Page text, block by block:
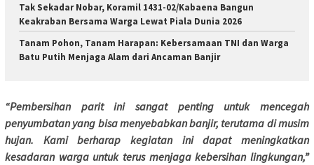
Tak Sekadar Nobar, Koramil 1431-02/Kabaena Bangun
Keakraban Bersama Warga Lewat Piala Dunia 2026
Tanam Pohon, Tanam Harapan: Kebersamaan TNI dan Warga
Batu Putih Menjaga Alam dari Ancaman Banjir
“Pembersihan parit ini sangat penting untuk mencegah
penyumbatan yang bisa menyebabkan banjir, terutama di musim
hujan. Kami berharap kegiatan ini dapat meningkatkan
kesadaran warga untuk terus menjaga kebersihan lingkungan,”